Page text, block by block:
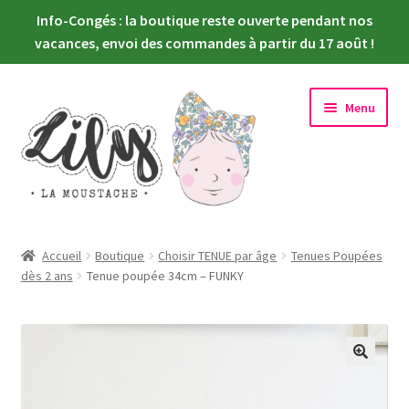
Info-Congés : la boutique reste ouverte pendant nos
vacances, envoi des commandes à partir du 17 août !
la
navigation
contenu
Menu
le
Choisir sa poupée
menu
enfant
Habiller sa poupée
Ouvrir
le
Accueil Boutique Choisir TENUE par âge
Tenues Poupées
dès 2 ans
Tenue poupée 34cm – FUNKY